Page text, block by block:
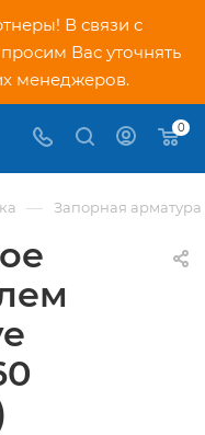
В связи с
Вас уточнять
менеджеров.
0
— Запорная арматура